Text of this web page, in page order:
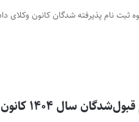
ثبت نام پذیرفته شدگان کانون وکلای
لینک